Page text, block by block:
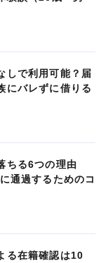
しで利用可能？届
にバレずに借りる
ちる6つの理由
通過するためのコ
る在籍確認は10